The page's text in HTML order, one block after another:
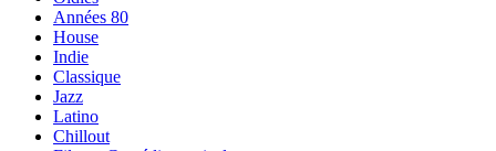
Années 80
House
Indie
Classique
Jazz
Latino
Chillout